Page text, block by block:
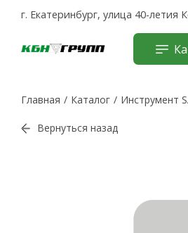
г. Екатеринбург, улица 40-
Главная Каталог Инструмент
Вернуться назад